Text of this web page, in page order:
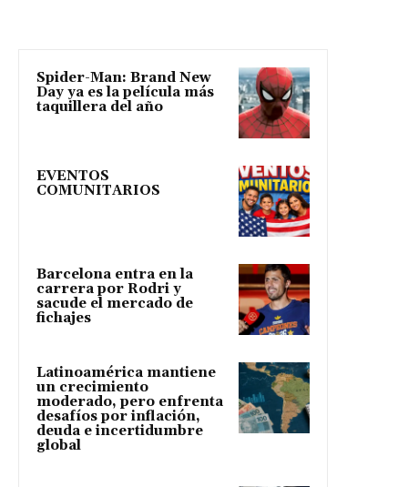
Spider-Man: Brand New
Day ya es la película más
taquillera del año
EVENTOS
COMUNITARIOS
Barcelona entra en la
carrera por Rodri y
sacude el mercado de
fichajes
Latinoamérica mantiene
un crecimiento
moderado, pero enfrenta
desafíos por inflación,
deuda e incertidumbre
global